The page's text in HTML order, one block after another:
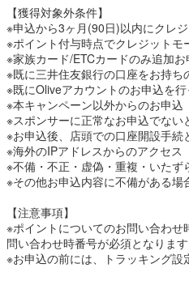
【おトクな情報をいくつかご紹介！
1. ポイントが貯まりやすい！
以下の対象店舗で、スマホのタッ
ト還元：
・セブン-イレブン
・ローソン
・マクドナルド 等
Oliveフレキシブルペイなら、さら
ポイント還元が可能です：
・選べる特典「Vポイントアップ
ト還元率＋1％
三井住友カード（NL）はスマホの
ですが、Oliveはさらに追加条件を
対象店舗でのポイント還元率を最
す。
また、条件達成次第では最大20％
詳しい条件はこちら！
【獲得対象外条件】
※申込から3ヶ月(90日)以内にクレ
※ポイント付与時点でクレジットモ
※家族カード/ETCカードのみ追加
※既に三井住友銀行の口座をお持ち
※既にOliveアカウントのお申込を
※本キャンペーン以外からのお申込
※スポンサーに正常なお申込でない
※お申込後、店頭での口座開設手続
※海外のIPアドレスからのアクセス
※不備・不正・虚偽・重複・いたず
※その他お申込内容に不備がある場
【注意事項】
※ポイントについてのお問い合わ
問い合わせ時番号が必須となります
※お申込の前には、トラッキング設